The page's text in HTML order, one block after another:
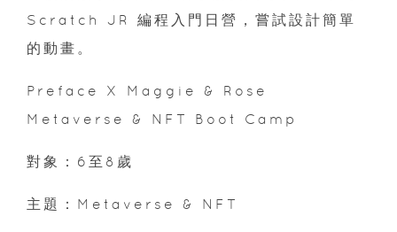
Scratch JR 編程入門日營，嘗試設計簡單
的動畫。
Preface X Maggie & Rose
Metaverse & NFT Boot Camp
對象：6至8歲
主題：Metaverse & NFT